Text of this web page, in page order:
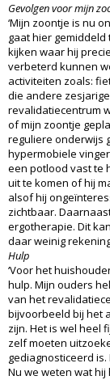
Gevolgen voor mijn
‘Mijn zoontje is nu
gaat hier
kijken waar hij
verbeterd kunnen
activiteiten zoals:
die andere
revalidatiecentrum
of mijn zoontje
reguliere onderwijs
hypermobiele
een potlood vast te
uit te komen of hij
alsof hij
zichtbaar.
ergotherapie. Dit
daar weinig
Hulp
‘Voor het
hulp. Mijn ouders
van het
bijvoorbeeld bij het
zijn. Het is wel heel
zelf moeten
gediagnosticeerd
Nu we weten wat